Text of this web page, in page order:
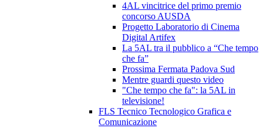
4AL vincitrice del primo premio
concorso AUSDA
Progetto Laboratorio di Cinema
Digital Artifex
La 5AL tra il pubblico a “Che tempo
che fa”
Prossima Fermata Padova Sud
Mentre guardi questo video
"Che tempo che fa": la 5AL in
televisione!
FLS Tecnico Tecnologico Grafica e
Comunicazione